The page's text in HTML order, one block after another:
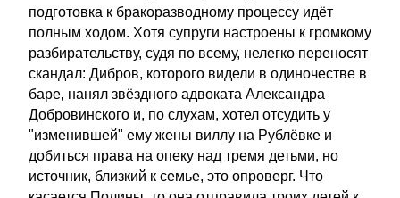
подготовка к бракоразводному процессу идёт
полным ходом. Хотя супруги настроены к громкому
разбирательству, судя по всему, нелегко переносят
скандал: Дибров, которого видели в одиночестве в
баре, нанял звёздного адвоката Александра
Добровинского и, по слухам, хотел отсудить у
"изменившей" ему жены виллу на Рублёвке и
добиться права на опеку над тремя детьми, но
источник, близкий к семье, это опроверг. Что